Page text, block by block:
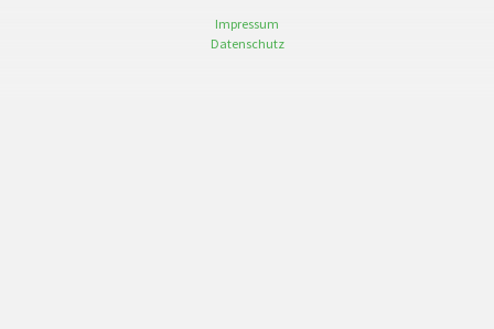
Impressum
Datenschutz